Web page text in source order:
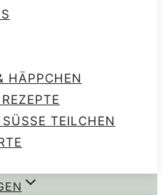
HÄPPCHEN
TEILCHEN